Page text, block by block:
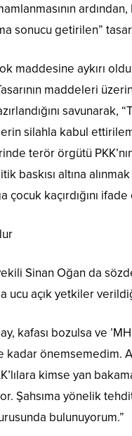
sonucu getirilen”
maddesine aykırı
maddeleri
silahla kabul
terör örgütü
baskısı altına
kaçırdığını ifade
Sinan Oğan da
ucu açık yetkiler
kafası bozulsa ve
kadar önemsemedim.
kimse yan
Şahsıma yönelik
bulunuyorum.”